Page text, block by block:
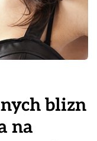
blizn
na